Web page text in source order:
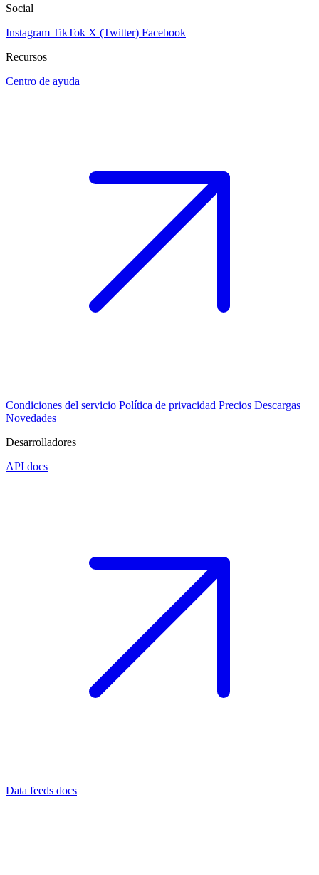
Social
Instagram TikTok X (Twitter) Facebook
Recursos
Centro de ayuda
Condiciones del servicio Política de privacidad Precios Descargas
Novedades
Desarrolladores
API docs
Data feeds docs